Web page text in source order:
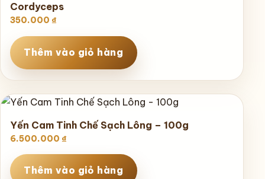
Cordyceps
350.000 ₫
Thêm vào giỏ hàng
Yến Cam Tinh Chế Sạch Lông – 100g
6.500.000 ₫
Thêm vào giỏ hàng